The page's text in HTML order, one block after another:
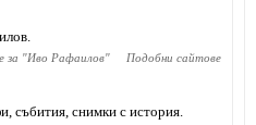
за "Иво Рафаилов" Подобни сайтове
събития, снимки с история.